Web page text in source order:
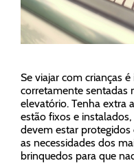
Se viajar com crianças
corretamente sentadas
elevatório. Tenha extra
estão fixos e
devem estar
as necessidades dos
brinquedos para que